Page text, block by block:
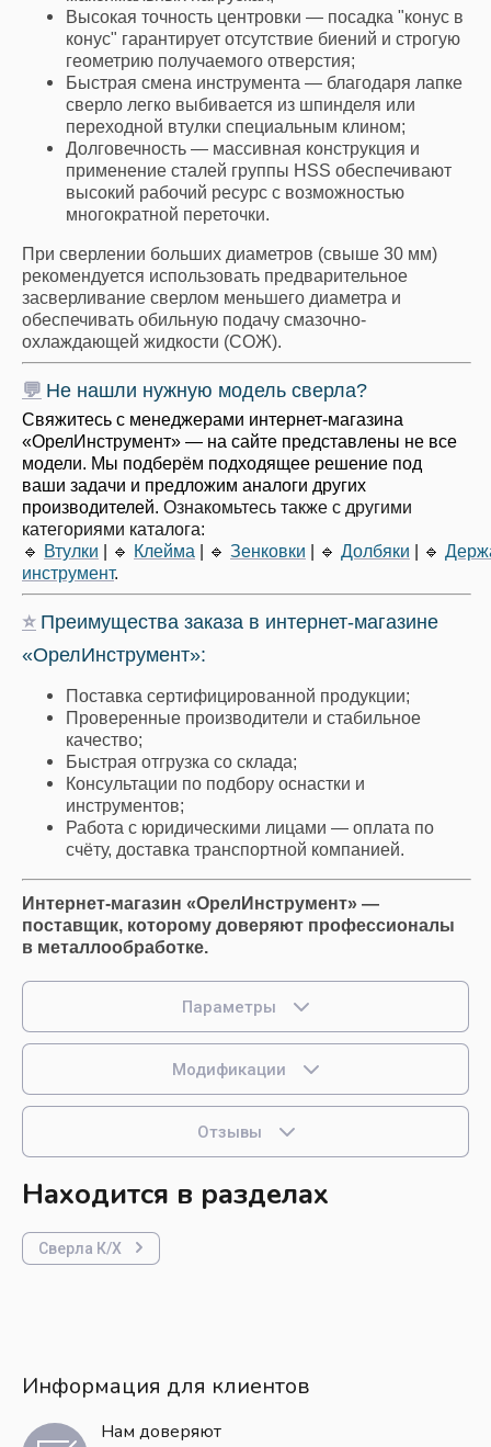
Высокая точность центровки — посадка "конус в
конус" гарантирует отсутствие биений и строгую
геометрию получаемого отверстия;
Быстрая смена инструмента — благодаря лапке
сверло легко выбивается из шпинделя или
переходной втулки специальным клином;
Долговечность — массивная конструкция и
применение сталей группы HSS обеспечивают
высокий рабочий ресурс с возможностью
многократной переточки.
При сверлении больших диаметров (свыше 30 мм)
рекомендуется использовать предварительное
засверливание сверлом меньшего диаметра и
обеспечивать обильную подачу смазочно-
охлаждающей жидкости (СОЖ).
💬 Не нашли нужную модель сверла?
Свяжитесь с менеджерами интернет-магазина
«ОрелИнструмент» — на сайте представлены не все
модели. Мы подберём подходящее решение под
ваши задачи и предложим аналоги других
производителей. Ознакомьтесь также с другими
категориями каталога:
🔹 Втулки 🔹 Клейма 🔹 Зенковки 🔹 Долбяки 🔹
инструмент.
⭐ Преимущества заказа в интернет-магазине
«ОрелИнструмент»:
Поставка сертифицированной продукции;
Проверенные производители и стабильное
качество;
Быстрая отгрузка со склада;
Консультации по подбору оснастки и
инструментов;
Работа с юридическими лицами — оплата по
счёту, доставка транспортной компанией.
Интернет-магазин «ОрелИнструмент» —
поставщик, которому доверяют профессионалы
в металлообработке.
Параметры
Модификации
Отзывы
Находится в разделах
Сверла К/Х
Информация для клиентов
Нам доверяют